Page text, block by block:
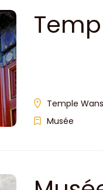
Temple
Musée